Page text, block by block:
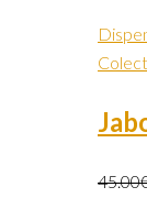
45.00